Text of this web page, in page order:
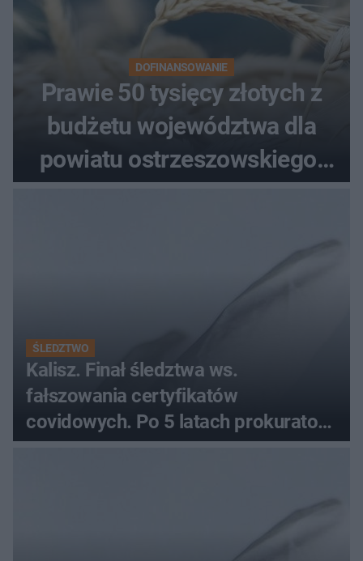
DOFINANSOWANIE
Prawie 50 tysięcy złotych z
budżetu województwa dla
powiatu ostrzeszowskiego.
ŚLEDZTWO
Kalisz. Finał śledztwa ws.
fałszowania certyfikatów
covidowych. Po 5 latach prokurator
zamyka sprawę